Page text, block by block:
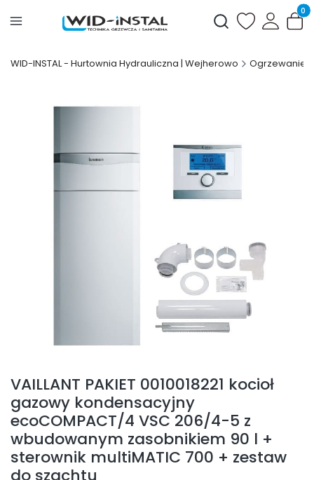
Otwórz
WID-INSTAL - Hurtownia Hydrauliczna | Wejherowo Ogrzewanie
VAILLANT PAKIET 0010018221 kocioł
gazowy kondensacyjny
ecoCOMPACT/4 VSC 206/4-5 z
wbudowanym zasobnikiem 90 l +
sterownik multiMATIC 700 + zestaw